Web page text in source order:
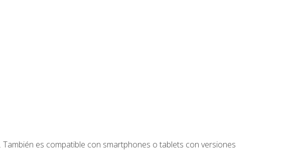
es compatible con smartphones o tablets con versiones